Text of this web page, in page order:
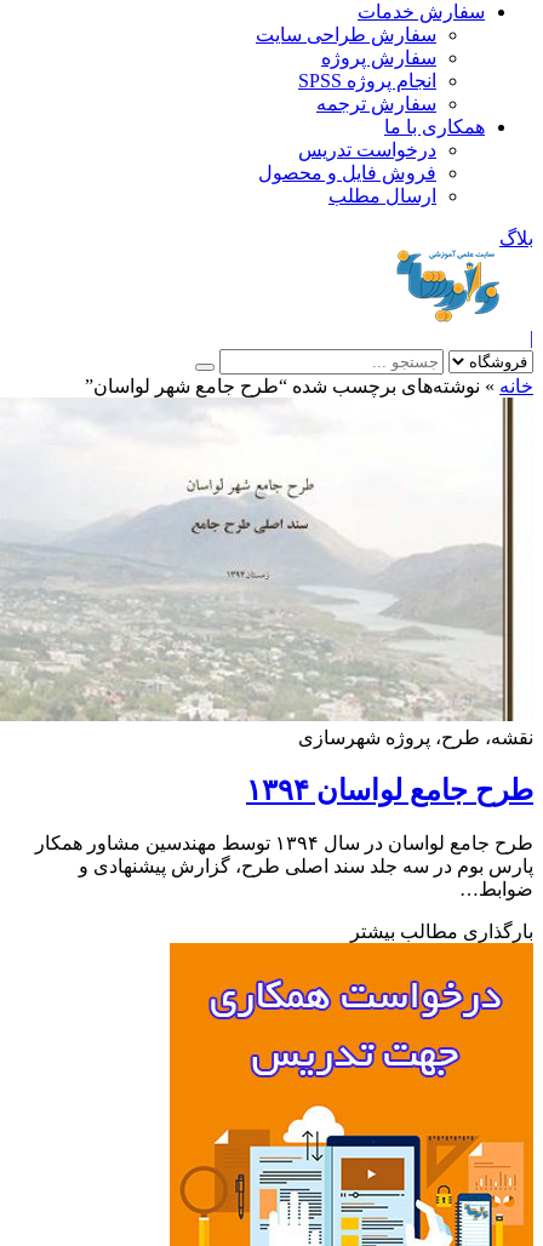
سفارش خدمات
سفارش طراحی سایت
سفارش پروژه
انجام پروژه SPSS
سفارش ترجمه
همکاری با ما
درخواست تدریس
فروش فایل و محصول
ارسال مطلب
»نوشته‌های برچسب شده “طرح جامع شهر لواسان”
طرح، پروژه شهرسازی
جامع لواسان ۱۳۹۴
طرح جامع لواسان در سال ۱۳۹۴ توسط مهندسین مشاور همکار
بوم در سه جلد سند اصلی طرح، گزارش پیشنهادی و
مطالب بیشتر